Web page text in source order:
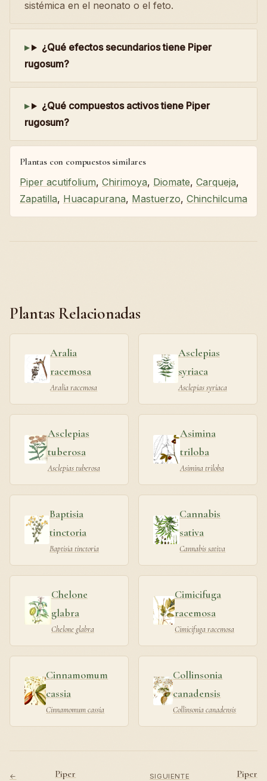
sistémica en el neonato o el feto.
¿Qué efectos secundarios tiene Piper
rugosum?
¿Qué compuestos activos tiene Piper
rugosum?
Plantas con compuestos similares
Piper acutifolium, Chirimoya, Diomate, Carqueja,
Zapatilla, Huacapurana, Mastuerzo, Chinchilcuma
Plantas Relacionadas
Aralia
racemosa
Aralia racemosa
Asclepias
syriaca
Asclepias syriaca
Asclepias
tuberosa
Asclepias tuberosa
Asimina
triloba
Asimina triloba
Baptisia
tinctoria
Baptisia tinctoria
Cannabis
sativa
Cannabis sativa
Chelone
glabra
Chelone glabra
Cimicifuga
racemosa
Cimicifuga racemosa
Cinnamomum
cassia
Cinnamomum cassia
Collinsonia
canadensis
Collinsonia canadensis
←
Piper
SIGUIENTE
Piper